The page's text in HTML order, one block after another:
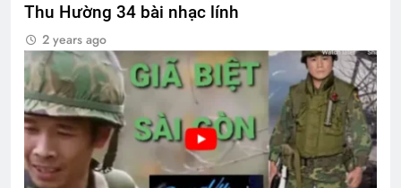
Thu Hường 34 bài nhạc lính
2 years ago